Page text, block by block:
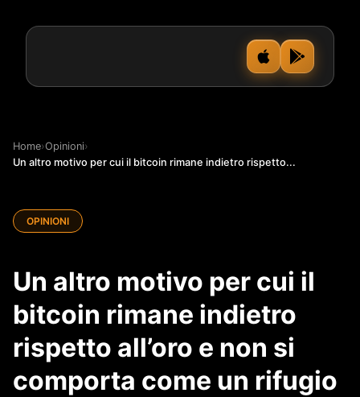
Home›Opinioni›
Un altro motivo per cui il bitcoin rimane indietro rispetto...
OPINIONI
Un altro motivo per cui il
bitcoin rimane indietro
rispetto all’oro e non si
comporta come un rifugio